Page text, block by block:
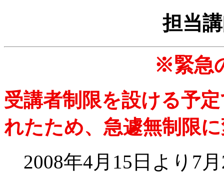
担当
※緊急
受講者制限を設ける予
れたため、急遽無制限
2008年4月15日より7